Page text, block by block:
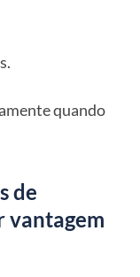
quando
de
vantagem